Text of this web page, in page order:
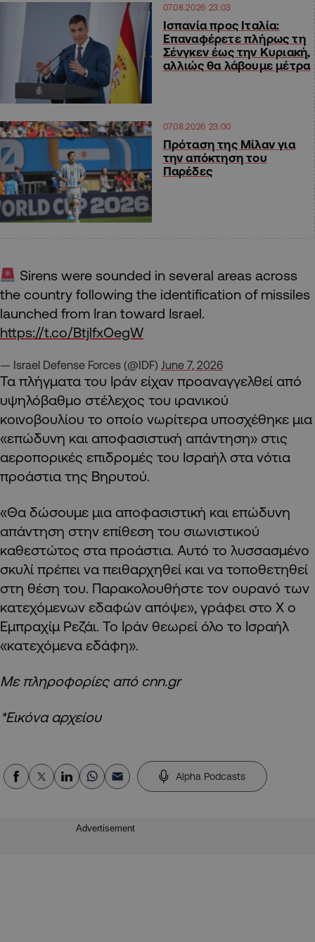
07.08.2026 23:03
Ισπανία προς Ιταλία:
Επαναφέρετε πλήρως τη
Σένγκεν έως την Κυριακή,
αλλιώς θα λάβουμε μέτρα
07.08.2026 23:00
Πρόταση της Μίλαν για
την απόκτηση του
Παρέδες
Sirens were sounded in several areas across
the country following the identification of missiles
launched from Iran toward Israel.
https://t.co/BtjlfxOegW
— Israel Defense Forces (@IDF) June 7, 2026
Τα πλήγματα του Ιράν είχαν προαναγγελθεί από
υψηλόβαθμο στέλεχος του ιρανικού
κοινοβουλίου το οποίο νωρίτερα υποσχέθηκε μια
«επώδυνη και αποφασιστική απάντηση» στις
αεροπορικές επιδρομές του Ισραήλ στα νότια
προάστια της Βηρυτού.
«Θα δώσουμε μια αποφασιστική και επώδυνη
απάντηση στην επίθεση του σιωνιστικού
καθεστώτος στα προάστια. Αυτό το λυσσασμένο
σκυλί πρέπει να πειθαρχηθεί και να τοποθετηθεί
στη θέση του. Παρακολουθήστε τον ουρανό των
κατεχόμενων εδαφών απόψε», γράφει στο X ο
Εμπραχίμ Ρεζάι. Το Ιράν θεωρεί όλο το Ισραήλ
«κατεχόμενα εδάφη».
Με πληροφορίες από cnn.gr
*Εικόνα αρχείου
Alpha Podcasts
Advertisement